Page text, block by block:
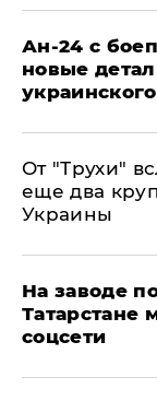
Ан-24 с
новые
От "Трухи"
еще два
Украины
На заводе
Татарстане
соцсети